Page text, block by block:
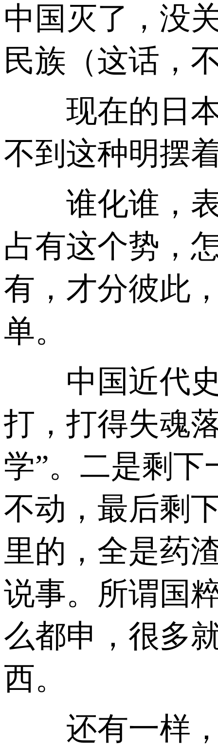
中国灭了，没
民族（这话，
现在的日本
不到这种明摆
谁化谁，表
占有这个势，
有，才分彼此
单。
中国近代史
打，打得失魂
学”。二是剩
不动，最后剩
里的，全是药
说事。所谓国
么都申，很多
西。
还有一样，